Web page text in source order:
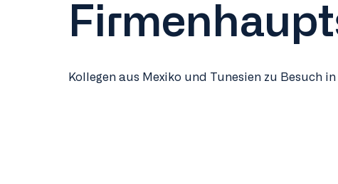
Kollegen aus Mexiko und Tunesien zu Besuch in